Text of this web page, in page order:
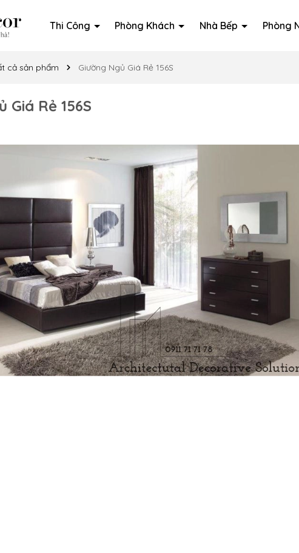
Thi Công Phòng Khách Nhà Bếp Phòng
cả sản phẩm Giường Ngủ Giá Rẻ 156S
Giá Rẻ 156S